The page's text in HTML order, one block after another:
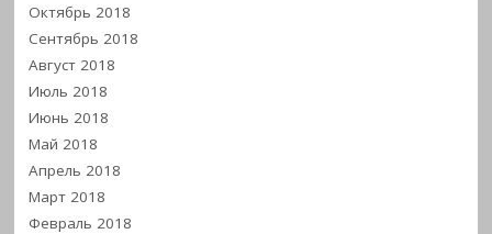
Октябрь 2018
Сентябрь 2018
Август 2018
Июль 2018
Июнь 2018
Май 2018
Апрель 2018
Март 2018
Февраль 2018